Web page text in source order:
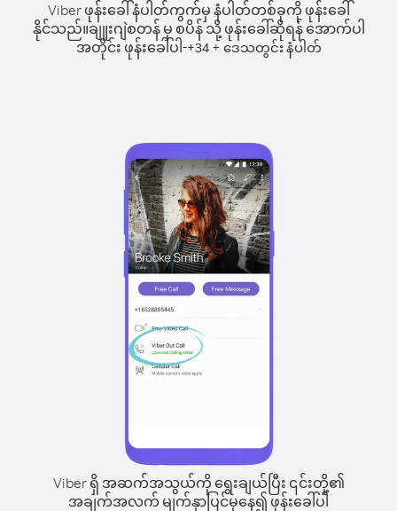
Viber ဖုန်းခေါ်နံပါတ်ကွက်မှ နံပါတ်တစ်ခုကို ဖုန်းခေါ်
နိုင်သည်။ချူးဂျဲစတန် မှ စပိန် သို့ ဖုန်းခေါ်ဆိုရန် အောက်ပါ
အတိုင်း ဖုန်းခေါ်ပါ-+34+ ဒေသတွင်း နံပါတ်
Viber ရှိ အဆက်အသွယ်ကို ရွေးချယ်ပြီး ၎င်းတို့၏
အချက်အလက် မျက်နှာပြင်မှနေ၍ ဖုန်းခေါ်ပါ